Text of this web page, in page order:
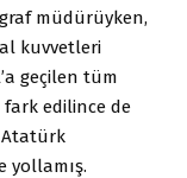
müdürüyken,
kuvvetleri
geçilen tüm
fark edilince de
Atatürk
yollamış.